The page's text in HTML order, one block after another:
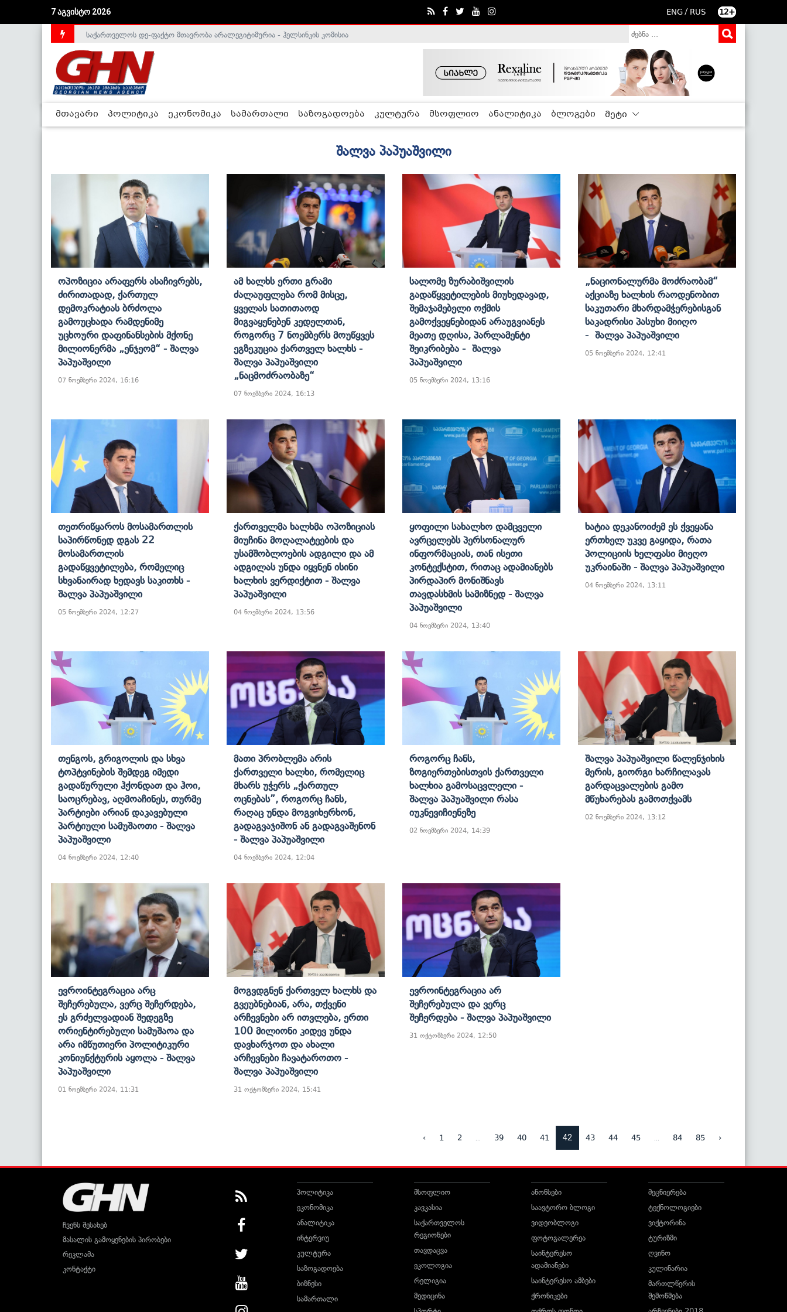
7 აგვისტო 2026 ENG / RUS 12+
საქართველოს დე-ფაქტო მთავრობა არალეგიტიმურია - ჰელსინკის კომისია
მთავარი პოლიტიკა ეკონომიკა სამართალი საზოგადოება კულტურა მსოფლიო ანალიტიკა ბლოგები მეტი
შალვა პაპუაშვილი
Ოპოზიცია Არაფერს Ასაჩივრებს,
Ძირითადად, Ქართულ
Დემოკრატიას Ბრძოლა
Გამოუცხადა Რამდენიმე
Უცხოური Დაფინანსების Მქონე
Მილიონერმა „ენჯეომ“ - Შალვა
Პაპუაშვილი
07 ნოემბერი 2024, 16:16
Ამ Ხალხს Ერთი Გრამი
Ძალაუფლება Რომ Მისცე,
Ყველას Სათითაოდ
Მიგვაყენებენ Კედელთან,
Როგორც 7 Ნოემბერს Მოუწყვეს
Ეგზეკუცია Ქართველ Ხალხს -
Შალვა Პაპუაშვილი
„ნაცმოძრაობაზე“
07 ნოემბერი 2024, 16:13
Სალომე Ზურაბიშვილის
Გადაწყვეტილების Მიუხედავად,
Შემაჯამებელი Ოქმის
Გამოქვეყნებიდან Არაუგვიანეს
Მეათე Დღისა, Პარლამენტი
Შეიკრიბება - Შალვა
Პაპუაშვილი
05 ნოემბერი 2024, 13:16
„ნაციონალურმა Მოძრაობამ“
Აქციაზე Ხალხის Რაოდენობით
Საკუთარი Მხარდამჭერებისგან
Საკადრისი Პასუხი Მიიღო
- Შალვა Პაპუაშვილი
05 ნოემბერი 2024, 12:41
Თეთრიწყაროს Მოსამართლის
Საპირწონედ Დგას 22
Მოსამართლის
Გადაწყვეტილება, Რომელიც
Სხვანაირად Ხედავს Საკითხს -
Შალვა Პაპუაშვილი
05 ნოემბერი 2024, 12:27
Ქართველმა Ხალხმა Ოპოზიციას
Მიუჩინა Მოღალატეების Და
Უსამშობლოების Ადგილი Და Ამ
Ადგილას Უნდა Იყვნენ Ისინი
Ხალხის Ვერდიქტით - Შალვა
Პაპუაშვილი
04 ნოემბერი 2024, 13:56
Ყოფილი Სახალხო Დამცველი
Ავრცელებს Პერსონალურ
Ინფორმაციას, Თან Ისეთი
Კონტექსტით, Რითაც Ადამიანებს
Პირდაპირ Მონიშნავს
Თავდასხმის Სამიზნედ - Შალვა
Პაპუაშვილი
04 ნოემბერი 2024, 13:40
Ხატია Დეკანოიძემ Ეს Ქვეყანა
Ერთხელ Უკვე Გაყიდა, Რათა
Პოლიციის Ხელფასი Მიეღო
Უკრაინაში - Შალვა Პაპუაშვილი
04 ნოემბერი 2024, 13:11
Თენგოს, Გრიგოლის Და Სხვა
Ტოპტვინების Შემდეგ Იმედი
Გადაწურული Ჰქონდათ Და Ჰოი,
Საოცრებავ, Აღმოაჩინეს, Თურმე
Პარტიები Არიან Დაკავებული
Პარტიული Სამუშაოთი - Შალვა
Პაპუაშვილი
04 ნოემბერი 2024, 12:40
Მათი Პრობლემა Არის
Ქართველი Ხალხი, Რომელიც
Მხარს Უჭერს „ქართულ
Ოცნებას”, Როგორც Ჩანს,
Რაღაც Უნდა Მოგვიხერხონ,
Გადაგვაჯიშონ Ან Გადაგვაშენონ
- Შალვა Პაპუაშვილი
04 ნოემბერი 2024, 12:04
Როგორც Ჩანს,
Ზოგიერთებისთვის Ქართველი
Ხალხია Გამოსაცვლელი -
Შალვა Პაპუაშვილი Რასა
Იუკნევიჩიენეზე
02 ნოემბერი 2024, 14:39
Შალვა Პაპუაშვილი Წალენჯიხის
Მერის, Გიორგი Ხარჩილავას
Გარდაცვალების Გამო
Მწუხარებას Გამოთქვამს
02 ნოემბერი 2024, 13:12
Ევროინტეგრაცია Არც
Შეჩერებულა, Ვერც Შეჩერდება,
Ეს Გრძელვადიან Შედეგზე
Ორიენტირებული Სამუშაოა Და
Არა Იმწუთიერი Პოლიტიკური
Კონიუნქტურის Აყოლა - Შალვა
Პაპუაშვილი
01 ნოემბერი 2024, 11:31
Მოგვდგნენ Ქართველ Ხალხს Და
Გვეუბნებიან, Არა, Თქვენი
Არჩევნები Არ Ითვლება, Ერთი
100 Მილიონი Კიდევ Უნდა
Დავხარჯოთ Და Ახალი
Არჩევნები Ჩავატაროთო -
Შალვა Პაპუაშვილი
31 ოქტომბერი 2024, 15:41
Ევროინტეგრაცია Არ
Შეჩერებულა Და Ვერც
Შეჩერდება - Შალვა Პაპუაშვილი
31 ოქტომბერი 2024, 12:50
‹ 1 2 39 40 41 42 43 44 45 84 85 ›
ჩვენს შესახებ
მასალის გამოყენების პირობები
რეკლამა
კონტაქტი
პოლიტიკა
ეკონომიკა
ანალიტიკა
ინტერვიუ
კულტურა
საზოგადოება
ბიზნესი
სამართალი
მსოფლიო
კავკასია
საქართველოს
რეგიონები
თავდაცვა
ეკოლოგია
რელიგია
მედიცინა
ანონსები
საავტორო ბლოგი
ვიდეობლოგი
ფოტოგალერეა
საინტერესო
ადამიანები
საინტერესო ამბები
ქრონიკები
მეცნიერება
ტექნოლოგიები
ვიქტორინა
ტურიზმი
ღვინო
კულინარია
მართლწერის
შემოწმება